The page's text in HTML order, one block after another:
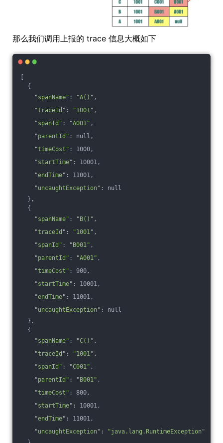
那么我们调用上报的 trace 信息大概如下
{
"spanName" : "A()" ,
"traceId" : "1001" ,
"spanId" : "A001" ,
"parentId" : null,
"timeCost" : 1000,
"startTime" : 10001,
"endTime" : 11001,
"uncaughtException" : null
},
{
"spanName" : "B()" ,
"traceId" : "1001" ,
"spanId" : "B001" ,
"parentId" : "A001" ,
"timeCost" : 900,
"startTime" : 10001,
"endTime" : 11001,
"uncaughtException" : null
},
{
"spanName" : "C()" ,
"traceId" : "1001" ,
"spanId" : "C001" ,
"parentId" : "B001" ,
"timeCost" : 800,
"startTime" : 10001,
"endTime" : 11001,
"uncaughtException" :
"java.lang.RuntimeException"